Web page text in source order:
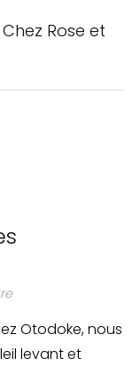
Rose et
Otodoke, nous
levant et